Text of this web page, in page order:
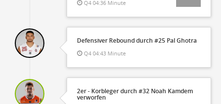
Q4 04:36 Minute
Defensiver Rebound durch #25 Pal Ghotra
Q4 04:43 Minute
2er - Korbleger durch #32 Noah Kamdem
verworfen